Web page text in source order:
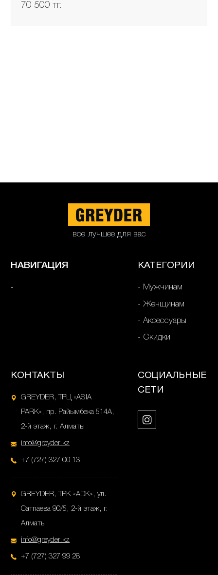
70 500 тг.
все лучшее для вас
НАВИГАЦИЯ КАТЕГОРИИ
Мужчинам
Женщинам
Аксессуары
Скидки
КОНТАКТЫ
GREYDER, ТРЦ «ASIA
PARK», пр. Райымбека 514А,
2-й этаж, г. Алматы
info@greyder.kz
+7 (727) 327 00 13
GREYDER, ТРК «ADK», ул.
Сатпаева 90/5, 2-й этаж, г.
Алматы
info@greyder.kz
+7 (727) 327 99 28
СОЦИАЛЬНЫЕ
СЕТИ